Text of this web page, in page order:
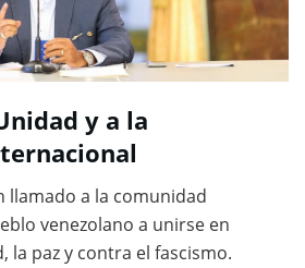
y a la
llamado a la comunidad
venezolano a unirse en
la paz y contra el fascismo.